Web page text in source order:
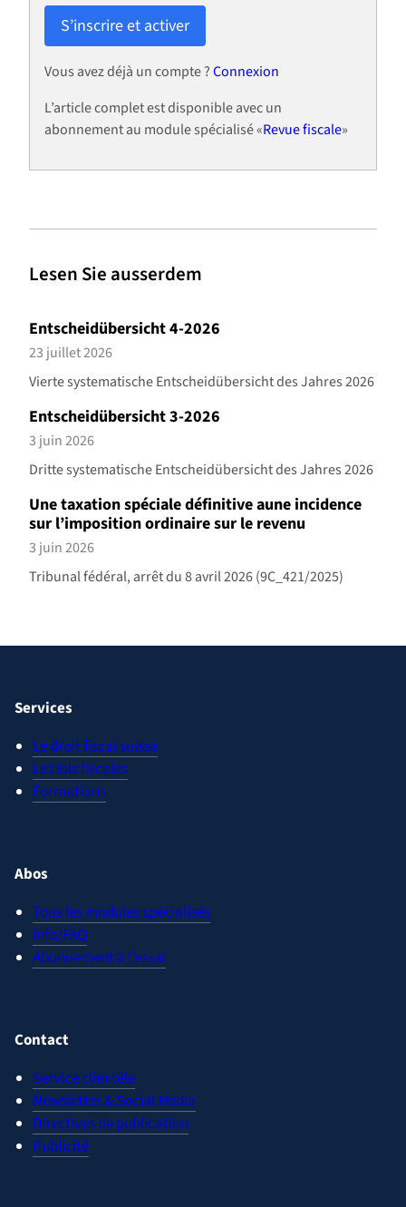
S’inscrire et activer
Vous avez déjà un compte ?Connexion
L’article complet est disponible avec un
abonnement au module spécialisé «Revue fiscale»
Lesen Sie ausserdem
Entscheidübersicht 4-2026
23 juillet 2026
Vierte systematische Entscheidübersicht des Jahres 2026
Entscheidübersicht 3-2026
3 juin 2026
Dritte systematische Entscheidübersicht des Jahres 2026
Une taxation spéciale définitive aune incidence
sur l’imposition ordinaire sur le revenu
3 juin 2026
Tribunal fédéral, arrêt du 8 avril 2026 (9C_421/2025)
Services
Le droit fiscal suisse
Les lois fiscales
Formations
Abos
Tous les modules spécialisés
Info/FAQ
Abonnement à l’essai
Contact
Service clientèle
Newsletter & Social Media
Directives de publication
Publicité